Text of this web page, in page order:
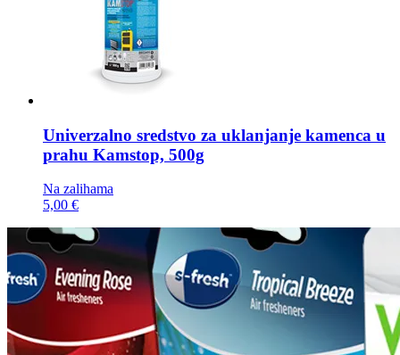
Univerzalno sredstvo za uklanjanje kamenca u
prahu Kamstop, 500g
Na zalihama
5,00 €